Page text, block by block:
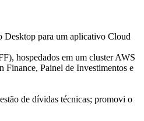
Desktop para um aplicativo Cloud
hospedados em um cluster AWS
Finance, Painel de Investimentos e
de dívidas técnicas; promovi o